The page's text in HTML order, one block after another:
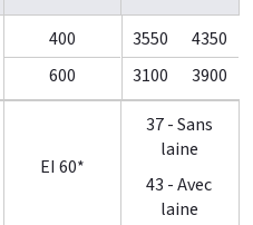
400
600
3550
4350
3100
3900
EI 60*
37 - Sans
laine
43 - Avec
laine